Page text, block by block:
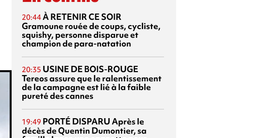
20:44À RETENIR CE SOIR
Gramoune rouée de coups, cycliste,
squishy, personne disparue et
champion de para-natation
20:35 USINE DE BOIS-ROUGE
Tereos assure que le ralentissement
de la campagne est lié à la faible
pureté des cannes
19:49 PORTÉ DISPARUAprès le
décès de Quentin Dumontier, sa